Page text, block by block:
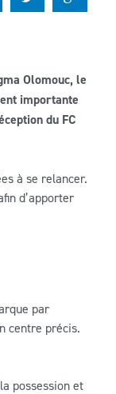
Olomouc, le
importante
du FC
à se relancer.
d’apporter
par
centre précis.
possession et